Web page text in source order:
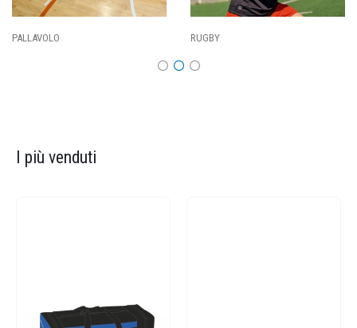
PALLAVOLO RUGBY
I più venduti